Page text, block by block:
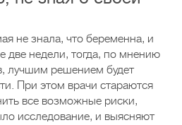
не знала, что беременна, и
две недели, тогда, по мнению
лучшим решением будет
При этом врачи стараются
все возможные риски,
исследование, и выясняют